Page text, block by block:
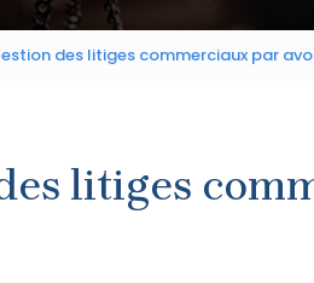
des litiges commerciaux par
litiges